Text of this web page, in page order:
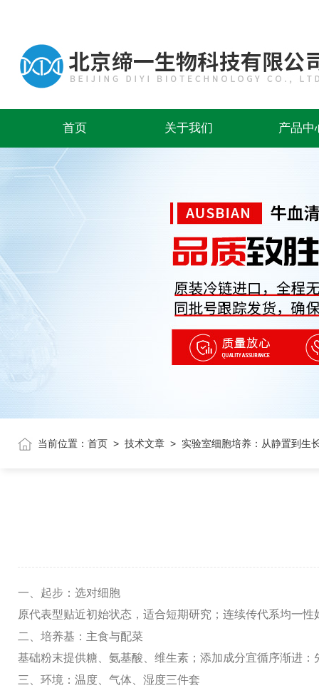
首页 关于我们 产品中
当前位置： 首页 > 技术文章 > 实验室细胞培养：从静置到生
一、起步：选对细胞
原代表型贴近初始状态，适合短期研究；连续传代系均一
二、培养基：主食与配菜
基础粉末提供糖、氨基酸、维生素；添加成分宜循序渐进
三、环境：温度、气体、湿度三件套